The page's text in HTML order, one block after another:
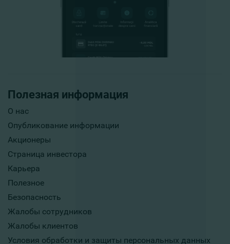
Полезная информация
О нас
Опубликование информации
Акционеры
Страница инвестора
Карьера
Полезное
Безопасность
Жалобы сотрудников
Жалобы клиентов
Условия обработки и защиты персональных данных